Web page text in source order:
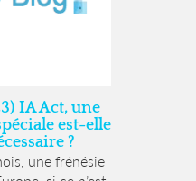
IA Act, une
est-elle
?
une frénésie